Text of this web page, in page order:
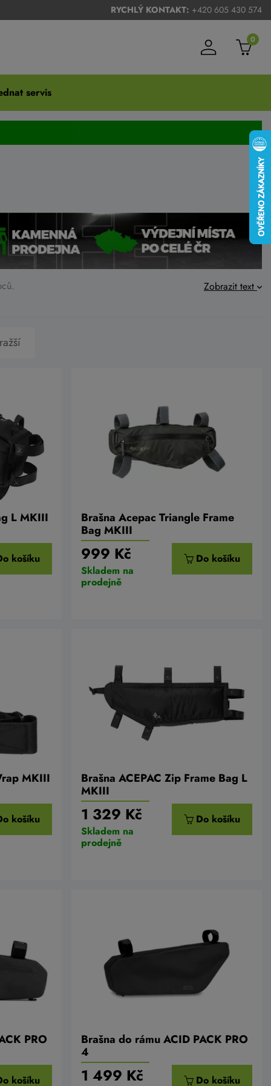
RYCHLÝ KONTAKT: +420 605 430 574
0
servis
Zobrazit text
L MKIII
košíku
Brašna Acepac Triangle Frame
Bag MKIII
999 Kč
Skladem na
prodejně
Do košíku
MKIII
košíku
Brašna ACEPAC Zip Frame Bag L
MKIII
1 329 Kč
Skladem na
prodejně
Do košíku
PRO
košíku
Brašna do rámu ACID PACK PRO
4
1 499 Kč Do košíku